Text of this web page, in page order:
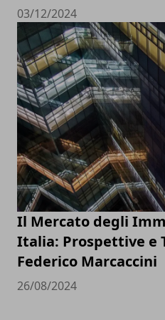
03/12/2024
Il Mercato degli
Italia: Prospettive e
Federico Marcaccini
26/08/2024